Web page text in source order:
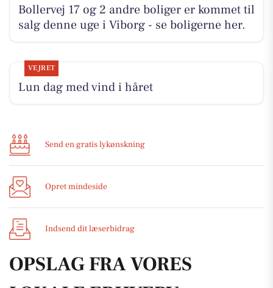
Bollervej 17 og 2 andre boliger er kommet til
salg denne uge i Viborg - se boligerne her.
VEJRET
Lun dag med vind i håret
Send en gratis lykønskning
Opret mindeside
Indsend dit læserbidrag
OPSLAG FRA VORES